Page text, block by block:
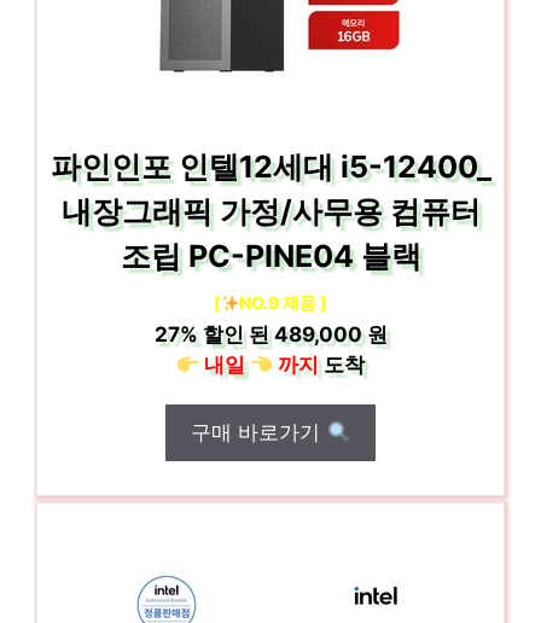
파인인포 인텔12세대 i5-12400_
내장그래픽 가정/사무용 컴퓨터
조립 PC-PINE04 블랙
[ NO.9 제품 ]
27%할인 된489,000 원
내일
까지도착
구매 바로가기